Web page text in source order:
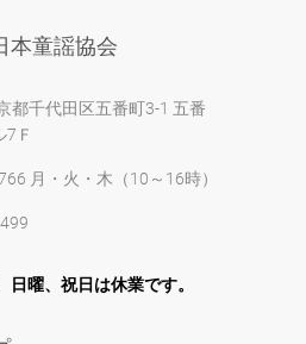
本童謡協会
千代田区五番町3-1 五番
7Ｆ
月・火・木（10～16時）
日曜、祝日は休業です。